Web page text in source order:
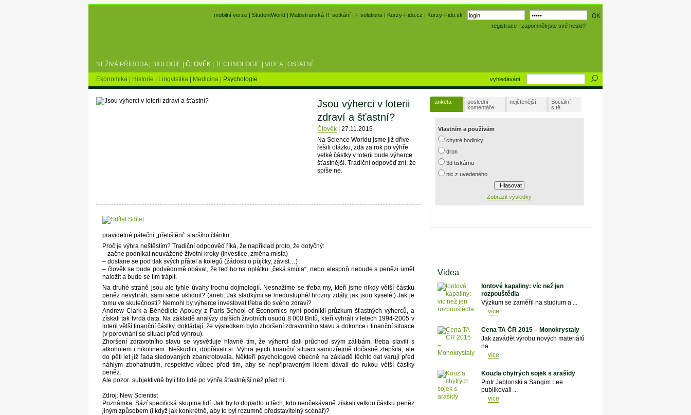
registrace | zapomněli jste své heslo?
mobilní verze |StudentWorld | Malostranská IT setkání | F solutions | Kurzy-Fido.cz | Kurzy-Fido.sk
NEŽIVÁ PŘÍRODA| BIOLOGIE | ČLOVĚK | TECHNOLOGIE | VIDEA| OSTATNÍ
Ekonomika | Historie | Lingvistika | Medicína | Psychologie vyhledávání
Jsou výherci v loterii
zdraví a šťastní?
Člověk| 27.11.2015
Na Science Worldu jsme již dříve
řešili otázku, zda za rok po výhře
velké částky v loterii bude výherce
šťastnější. Tradiční odpověď zní, že
spíše ne.
Sdílet
pravidelné páteční „přetištění“ staršího článku
Proč je výhra neštěstím? Tradiční odpoověď říká, že například proto, že dotyčný:
– začne podnikat neuvážené životní kroky (investice, změna místa)
– dostane se pod tlak svých přátel a kolegů (žádosti o půjčky, závist…)
– člověk se bude podvědomě obávat, že teď ho na oplátku „čeká smůla“, nebo alespoň nebude s penězi umět
naložit a bude se tím trápit.
Na druhé straně jsou ale tyhle úvahy trochu dojmologií. Nesnažíme se třeba my, kteří jsme nikdy větší částku
peněz nevyhráli, sami sebe uklidnit? (aneb: Jak sladkými se /nedostupné/ hrozny zdály, jak jsou kyselé.) Jak je
tomu ve skutečnosti? Nemohl by výherce investovat třeba do svého zdraví?
Andrew Clark a Bénédicte Apouey z Paris School of Economics nyní podnikli průzkum šťastných výherců, a
získali tak tvrdá data. Na základě analýzy dalších životních osudů 8 000 Britů, kteří vyhráli v letech 1994-2005 v
loterii větší finanční částky, dokládají, že výsledkem bylo zhoršení zdravotního stavu a dokonce i finanční situace
(v porovnání se situací před výhrou).
Zhoršení zdravotního stavu se vysvětluje hlavně tím, že výherci dali průchod svým zálibám, třeba slavili s
alkoholem i nikotinem. Neškudlili, dopřávali si. Výhra jejich finanční situaci samozřejmě dočasně zlepšila, ale
do pěti let již řada sledovaných zbankrotovala. Někteří psychologové obecně na základě těchto dat varují před
náhlým zbohatnutím, respektive vůbec před tím, aby se nepřipraveným lidem dávali do rukou větší částky
peněz.
Ale pozor: subjektivně byli tito lidé po výhře šťastnější než před ní.
Zdroj: New Scientist
Poznámka: Sází specifická skupina lidí. Jak by to dopadlo u těch, kdo neočekávaně získali velkou částku peněz
jiným způsobem (i když jak konkrétně, aby to byl rozumně představitelný scénář)?
anketa
poslední
komentáře
nejčtenější
Sociální
sítě
Vlastním a používám
chytré hodinky
dron
3d tiskárnu
nic z uvedeného
Zobrazit výsledky
Videa
Iontové kapaliny: víc než jen
rozpouštědla
Výzkum se zaměřil na studium a ...
více
Cena TA ČR 2015 – Monokrystaly
Jak zavádět výrobu nových materiálů
na ...
více
Kouzla chytrých sojek s arašídy
Piotr Jablonski a Sangim Lee
publikovali ...
více